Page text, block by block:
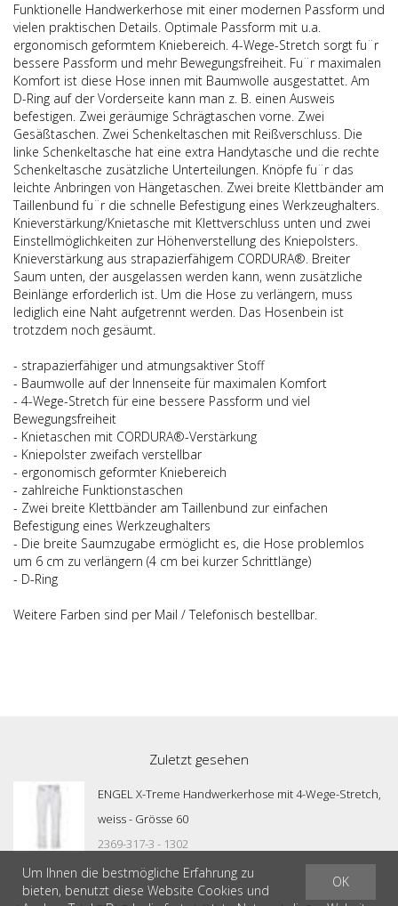
Funktionelle Handwerkerhose mit einer modernen Passform und
vielen praktischen Details. Optimale Passform mit u.a.
ergonomisch geformtem Kniebereich. 4-Wege-Stretch sorgt fu¨r
bessere Passform und mehr Bewegungsfreiheit. Fu¨r maximalen
Komfort ist diese Hose innen mit Baumwolle ausgestattet. Am
D-Ring auf der Vorderseite kann man z. B. einen Ausweis
befestigen. Zwei geräumige Schrägtaschen vorne. Zwei
Gesäßtaschen. Zwei Schenkeltaschen mit Reißverschluss. Die
linke Schenkeltasche hat eine extra Handytasche und die rechte
Schenkeltasche zusätzliche Unterteilungen. Knöpfe fu¨r das
leichte Anbringen von Hängetaschen. Zwei breite Klettbänder am
Taillenbund fu¨r die schnelle Befestigung eines Werkzeughalters.
Knieverstärkung/Knietasche mit Klettverschluss unten und zwei
Einstellmöglichkeiten zur Höhenverstellung des Kniepolsters.
Knieverstärkung aus strapazierfähigem CORDURA®. Breiter
Saum unten, der ausgelassen werden kann, wenn zusätzliche
Beinlänge erforderlich ist. Um die Hose zu verlängern, muss
lediglich eine Naht aufgetrennt werden. Das Hosenbein ist
trotzdem noch gesäumt.
- strapazierfähiger und atmungsaktiver Stoff
- Baumwolle auf der Innenseite für maximalen Komfort
- 4-Wege-Stretch für eine bessere Passform und viel
Bewegungsfreiheit
- Knietaschen mit CORDURA®-Verstärkung
- Kniepolster zweifach verstellbar
- ergonomisch geformter Kniebereich
- zahlreiche Funktionstaschen
- Zwei breite Klettbänder am Taillenbund zur einfachen
Befestigung eines Werkzeughalters
- Die breite Saumzugabe ermöglicht es, die Hose problemlos
um 6 cm zu verlängern (4 cm bei kurzer Schrittlänge)
- D-Ring
Weitere Farben sind per Mail / Telefonisch bestellbar.
Zuletzt gesehen
ENGEL X-Treme Handwerkerhose mit 4-Wege-Stretch,
weiss - Grösse 60
2369-317-3 - 1302
OK
Um Ihnen die bestmögliche Erfahrung zu
bieten, benutzt diese Website Cookies und